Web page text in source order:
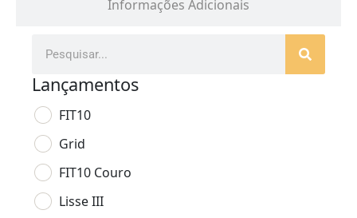
Informações Adicionais
Lançamentos
FIT10
Grid
FIT10 Couro
Lisse III